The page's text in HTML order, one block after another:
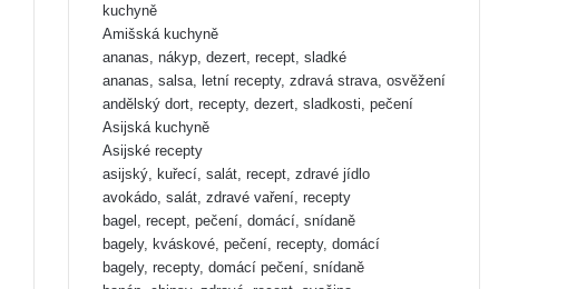
kuchyně
Amišská kuchyně
ananas, nákyp, dezert, recept, sladké
ananas, salsa, letní recepty, zdravá strava, osvěžení
andělský dort, recepty, dezert, sladkosti, pečení
Asijská kuchyně
Asijské recepty
asijský, kuřecí, salát, recept, zdravé jídlo
avokádo, salát, zdravé vaření, recepty
bagel, recept, pečení, domácí, snídaně
bagely, kváskové, pečení, recepty, domácí
bagely, recepty, domácí pečení, snídaně